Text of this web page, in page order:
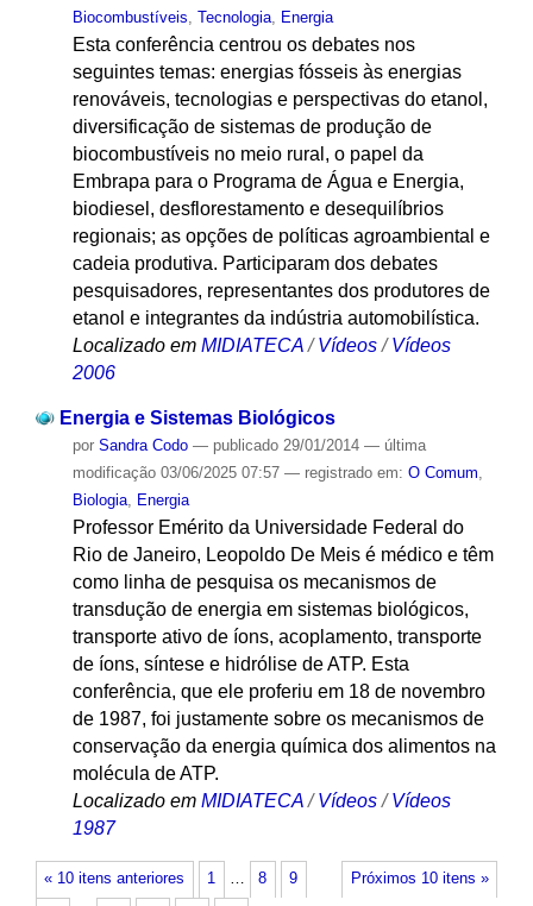
Biocombustíveis Tecnologia, Energia
Esta conferência centrou os debates nos
seguintes temas: energias fósseis às energias
renováveis, tecnologias e perspectivas do etanol,
diversificação de sistemas de produção de
biocombustíveis no meio rural, o papel da
Embrapa para o Programa de Água e Energia,
biodiesel, desflorestamento e desequilíbrios
regionais; as opções de políticas agroambiental e
cadeia produtiva. Participaram dos debates
pesquisadores, representantes dos produtores de
etanol e integrantes da indústria automobilística.
Localizado em MIDIATECA /Vídeos /Vídeos
2006
Energia e Sistemas Biológicos
por Sandra Codo — publicado29/01/2014 — última
modificação03/06/2025 07:57 — registrado em: O Comum,
Biologia, Energia
Professor Emérito da Universidade Federal do
Rio de Janeiro, Leopoldo De Meis é médico e têm
como linha de pesquisa os mecanismos de
transdução de energia em sistemas biológicos,
transporte ativo de íons, acoplamento, transporte
de íons, síntese e hidrólise de ATP. Esta
conferência, que ele proferiu em 18 de novembro
de 1987, foi justamente sobre os mecanismos de
conservação da energia química dos alimentos na
molécula de ATP.
Localizado em MIDIATECA /Vídeos /Vídeos
1987
« 10 itens anteriores Próximos 10 itens »
1 … 8 9